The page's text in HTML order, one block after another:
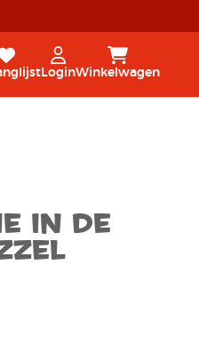
LoginWinkelwagen
in de